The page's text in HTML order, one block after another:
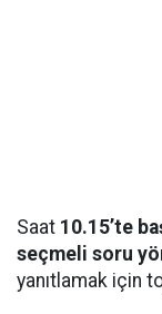
Saat 10.15’te
seçmeli soru
yanıtlamak için